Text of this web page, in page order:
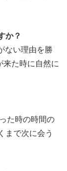
か？
ない理由を勝
た時に自然に
た時の時間の
まで次に会う